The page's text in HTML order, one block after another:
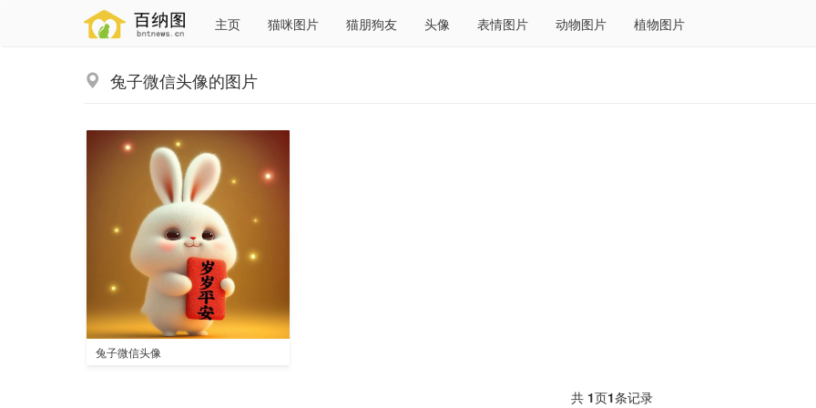
主页 猫咪图片 猫朋狗友 头像 表情图片 动物图片 植物图片
兔子微信头像的图片
兔子微信头像
共 1页1条记录